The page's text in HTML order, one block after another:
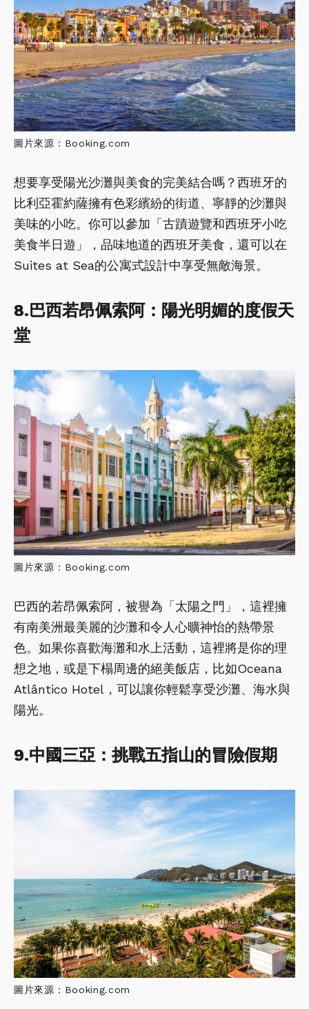
圖片來源：Booking.com
想要享受陽光沙灘與美食的完美結合嗎？西班牙的
比利亞霍約薩擁有色彩繽紛的街道、寧靜的沙灘與
美味的小吃。你可以參加「古蹟遊覽和西班牙小吃
美食半日遊」，品味地道的西班牙美食，還可以在
Suites at Sea的公寓式設計中享受無敵海景。
8.巴西若昂佩索阿：陽光明媚的度假天
堂
圖片來源：Booking.com
巴西的若昂佩索阿，被譽為「太陽之門」，這裡擁
有南美洲最美麗的沙灘和令人心曠神怡的熱帶景
色。如果你喜歡海灘和水上活動，這裡將是你的理
想之地，或是下榻周邊的絕美飯店，比如Oceana
Atlântico Hotel，可以讓你輕鬆享受沙灘、海水與
陽光。
9.中國三亞：挑戰五指山的冒險假期
圖片來源：Booking.com